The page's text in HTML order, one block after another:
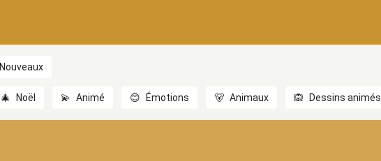
Nouveaux
🎄 Noël 💫 Animé 😊 Émotions 🐻 Animaux 🙉 Dessins animés